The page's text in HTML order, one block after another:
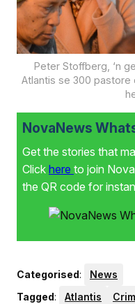
Peter Stoffberg, ‘n
Atlantis se 300 pastore
NovaNews
Get the stories that
Click here to join
the QR code for
Categorised:
News
Tagged: Atlantis